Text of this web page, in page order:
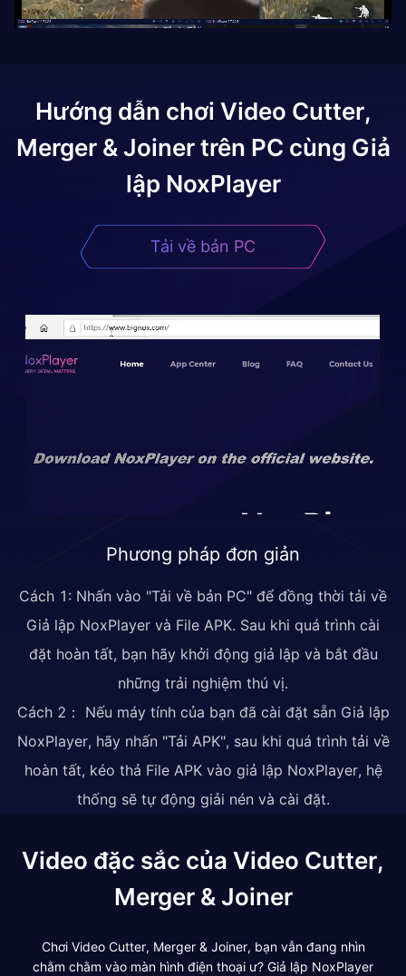
Hướng dẫn chơi Video Cutter,
Merger & Joinertrên PC cùng Giả
lập NoxPlayer
Tải về bản PC
Phương pháp đơn giản
Cách 1: Nhấn vào "Tải về bản PC" để đồng thời tải về
Giả lập NoxPlayer và File APK. Sau khi quá trình cài
đặt hoàn tất, bạn hãy khởi động giả lập và bắt đầu
những trải nghiệm thú vị.
Cách 2： Nếu máy tính của bạn đã cài đặt sẵn Giả lập
NoxPlayer, hãy nhấn "Tải APK", sau khi quá trình tải về
hoàn tất, kéo thả File APK vào giả lập NoxPlayer, hệ
thống sẽ tự động giải nén và cài đặt.
Video đặc sắc của Video Cutter,
Merger & Joiner
Chơi Video Cutter, Merger & Joiner, bạn vẫn đang nhìn
chằm chằm vào màn hình điện thoại ư? Giả lập NoxPlayer